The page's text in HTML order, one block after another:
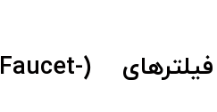
نحوه عمل‌کرد فیلترهای (Faucet-